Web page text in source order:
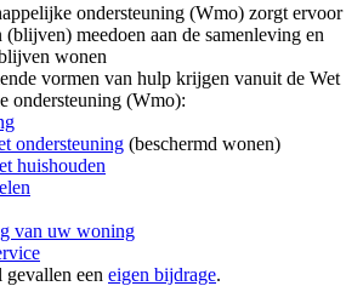
ondersteuning (Wmo) zorgt ervoor
(blijven) meedoen aan de samenleving en
wonen
vormen van hulp krijgen vanuit de Wet
ondersteuning (Wmo):
ondersteuning (beschermd wonen)
huishouden
van uw woning
een eigen bijdrage.